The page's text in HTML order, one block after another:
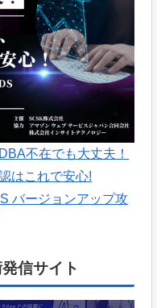
不在でも大丈夫！
はこれで安心!
バージョンアップ攻
信サイト